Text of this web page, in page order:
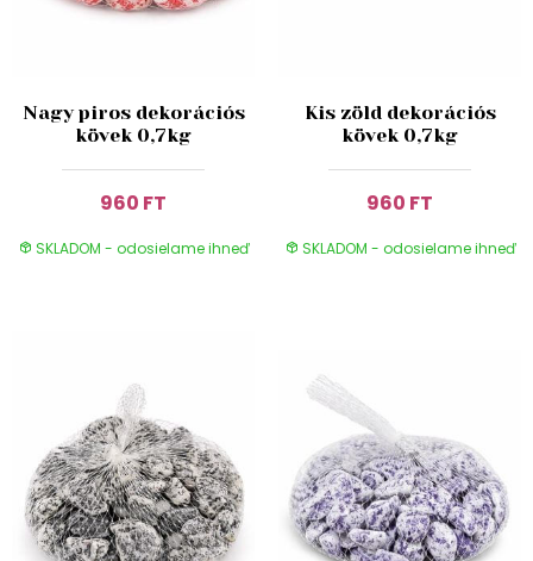
Nagy piros dekorációs
kövek 0,7kg
960 FT
SKLADOM - odosielame ihneď
Kis zöld dekorációs
kövek 0,7kg
960 FT
SKLADOM - odosielame ihneď